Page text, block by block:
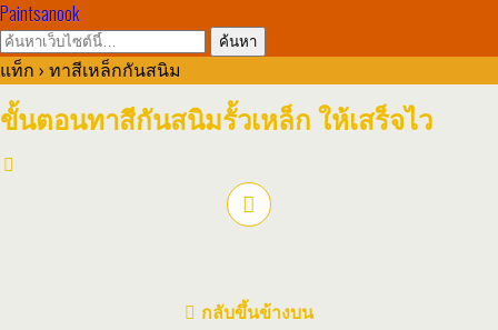
Paintsanook
แท็ก › ทาสีเหล็กกันสนิม
ขั้นตอนทาสีกันสนิมรั้วเหล็ก ให้เสร็จไว
กลับขึ้นข้างบน